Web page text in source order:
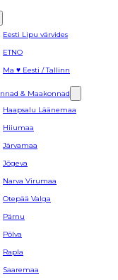
Eesti Lipu värvides
ETNO
Ma ♥ Eesti / Tallinn
& Maakonnad
Haapsalu Läänemaa
Hiiumaa
Järvamaa
Jõgeva
Narva Virumaa
Otepää Valga
Pärnu
Põlva
Rapla
Saaremaa